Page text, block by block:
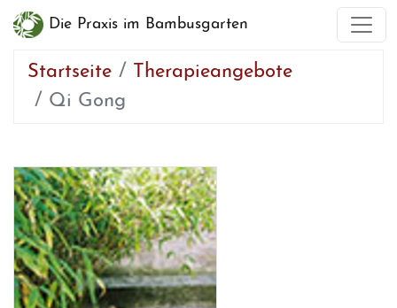
Die Praxis im Bambusgarten
Startseite
Therapieangebote
Qi Gong